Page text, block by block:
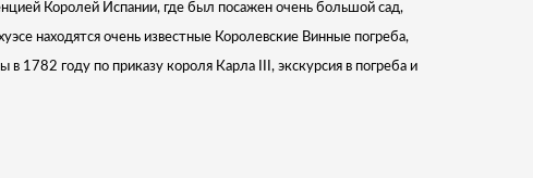
Королей Испании, где был посажен очень большой сад,
находятся очень известные Королевские Винные погреба,
в 1782 году по приказу короля Карла III, экскурсия в погреба и